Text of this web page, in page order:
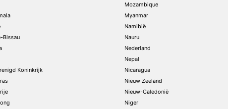
Bissau
Koninkrijk
Mozambique
Myanmar
Namibië
Nauru
Nederland
Nepal
Nicaragua
Nieuw Zeeland
Nieuw-Caledonië
Niger